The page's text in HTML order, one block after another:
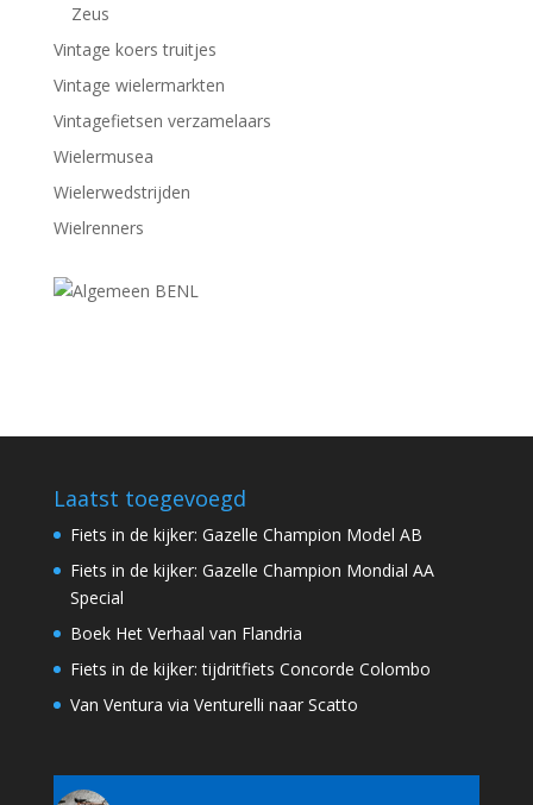
Zeus
Vintage koers truitjes
Vintage wielermarkten
Vintagefietsen verzamelaars
Wielermusea
Wielerwedstrijden
Wielrenners
Laatst toegevoegd
Fiets in de kijker: Gazelle Champion Model AB
Fiets in de kijker: Gazelle Champion Mondial AA
Special
Boek Het Verhaal van Flandria
Fiets in de kijker: tijdritfiets Concorde Colombo
Van Ventura via Venturelli naar Scatto